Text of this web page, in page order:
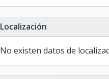
Localización
No existen datos de